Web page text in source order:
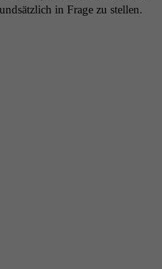
in Frage zu stellen.